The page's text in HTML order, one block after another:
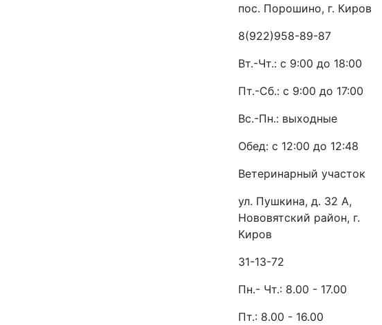
пос. Порошино, г. Киров
8(922)958-89-87
Вт.-Чт.: с 9:00 до 18:00
Пт.-Сб.: с 9:00 до 17:00
Вс.-Пн.: выходные
Обед: с 12:00 до 12:48
Ветеринарный участок
ул. Пушкина, д. 32 А,
Нововятский район, г.
Киров
31-13-72
Пн.- Чт.: 8.00 - 17.00
Пт.: 8.00 - 16.00